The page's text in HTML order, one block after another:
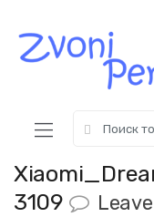
navigation
содержимому
for:
3109